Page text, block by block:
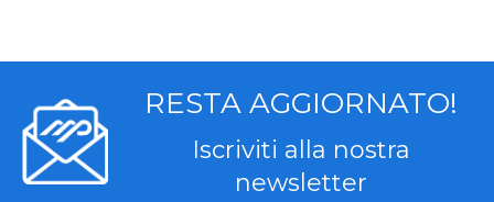
RESTA AGGIORNATO!
Iscriviti alla nostra
newsletter